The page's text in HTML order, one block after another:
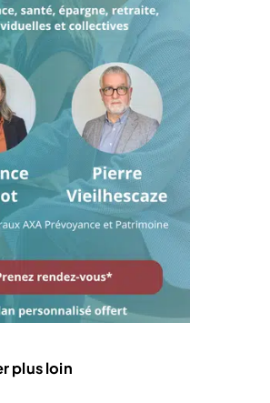
plus loin